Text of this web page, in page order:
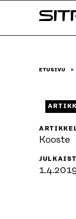
sisältöön
ETUSIVU
Kooste